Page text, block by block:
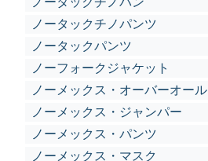
ノータックチノパンツ
ノータックパンツ
ノーフォークジャケット
ノーメックス・オーバーオール
ノーメックス・ジャンパー
ノーメックス・パンツ
ノーメックス・マスク